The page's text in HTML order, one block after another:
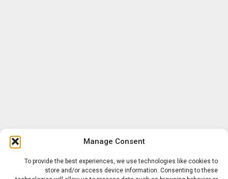
Manage Consent
To provide the best experiences, we use technologies like cookies to
store and/or access device information. Consenting to these